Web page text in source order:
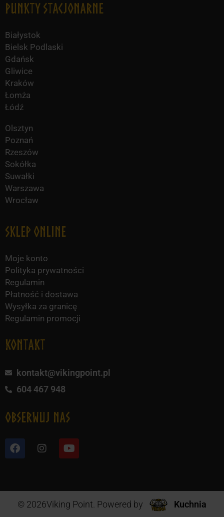
Punkty Stacjonarne
Białystok
Bielsk Podlaski
Gdańsk
Gliwice
Kraków
Łomża
Łódź
Olsztyn
Poznań
Rzeszów
Sokółka
Suwałki
Warszawa
Wrocław
Sklep online
Moje konto
Polityka prywatności
Regulamin
Płatność i dostawa
Wysyłka za granicę
Regulamin promocji
KONTAKT
kontakt@vikingpoint.pl
604 467 948
obserwuj nas
© 2026Viking Point. Powered by
Kuchnia